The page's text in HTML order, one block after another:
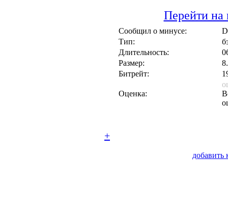
Перейти на
Сообщил о минусе:
Тип:
Длительность:
Размер:
Битрейт:
Оценка:
+
добавить